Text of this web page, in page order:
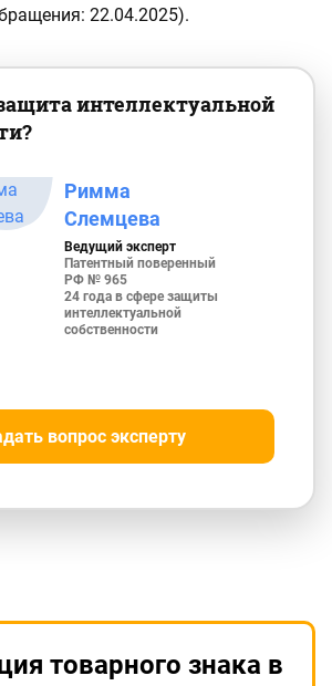
22.04.2025).
интеллектуальной
Римма
Слемцева
Ведущий эксперт
Патентный поверенный
РФ № 965
24 года в сфере защиты
интеллектуальной
собственности
вопрос эксперту
товарного знака в